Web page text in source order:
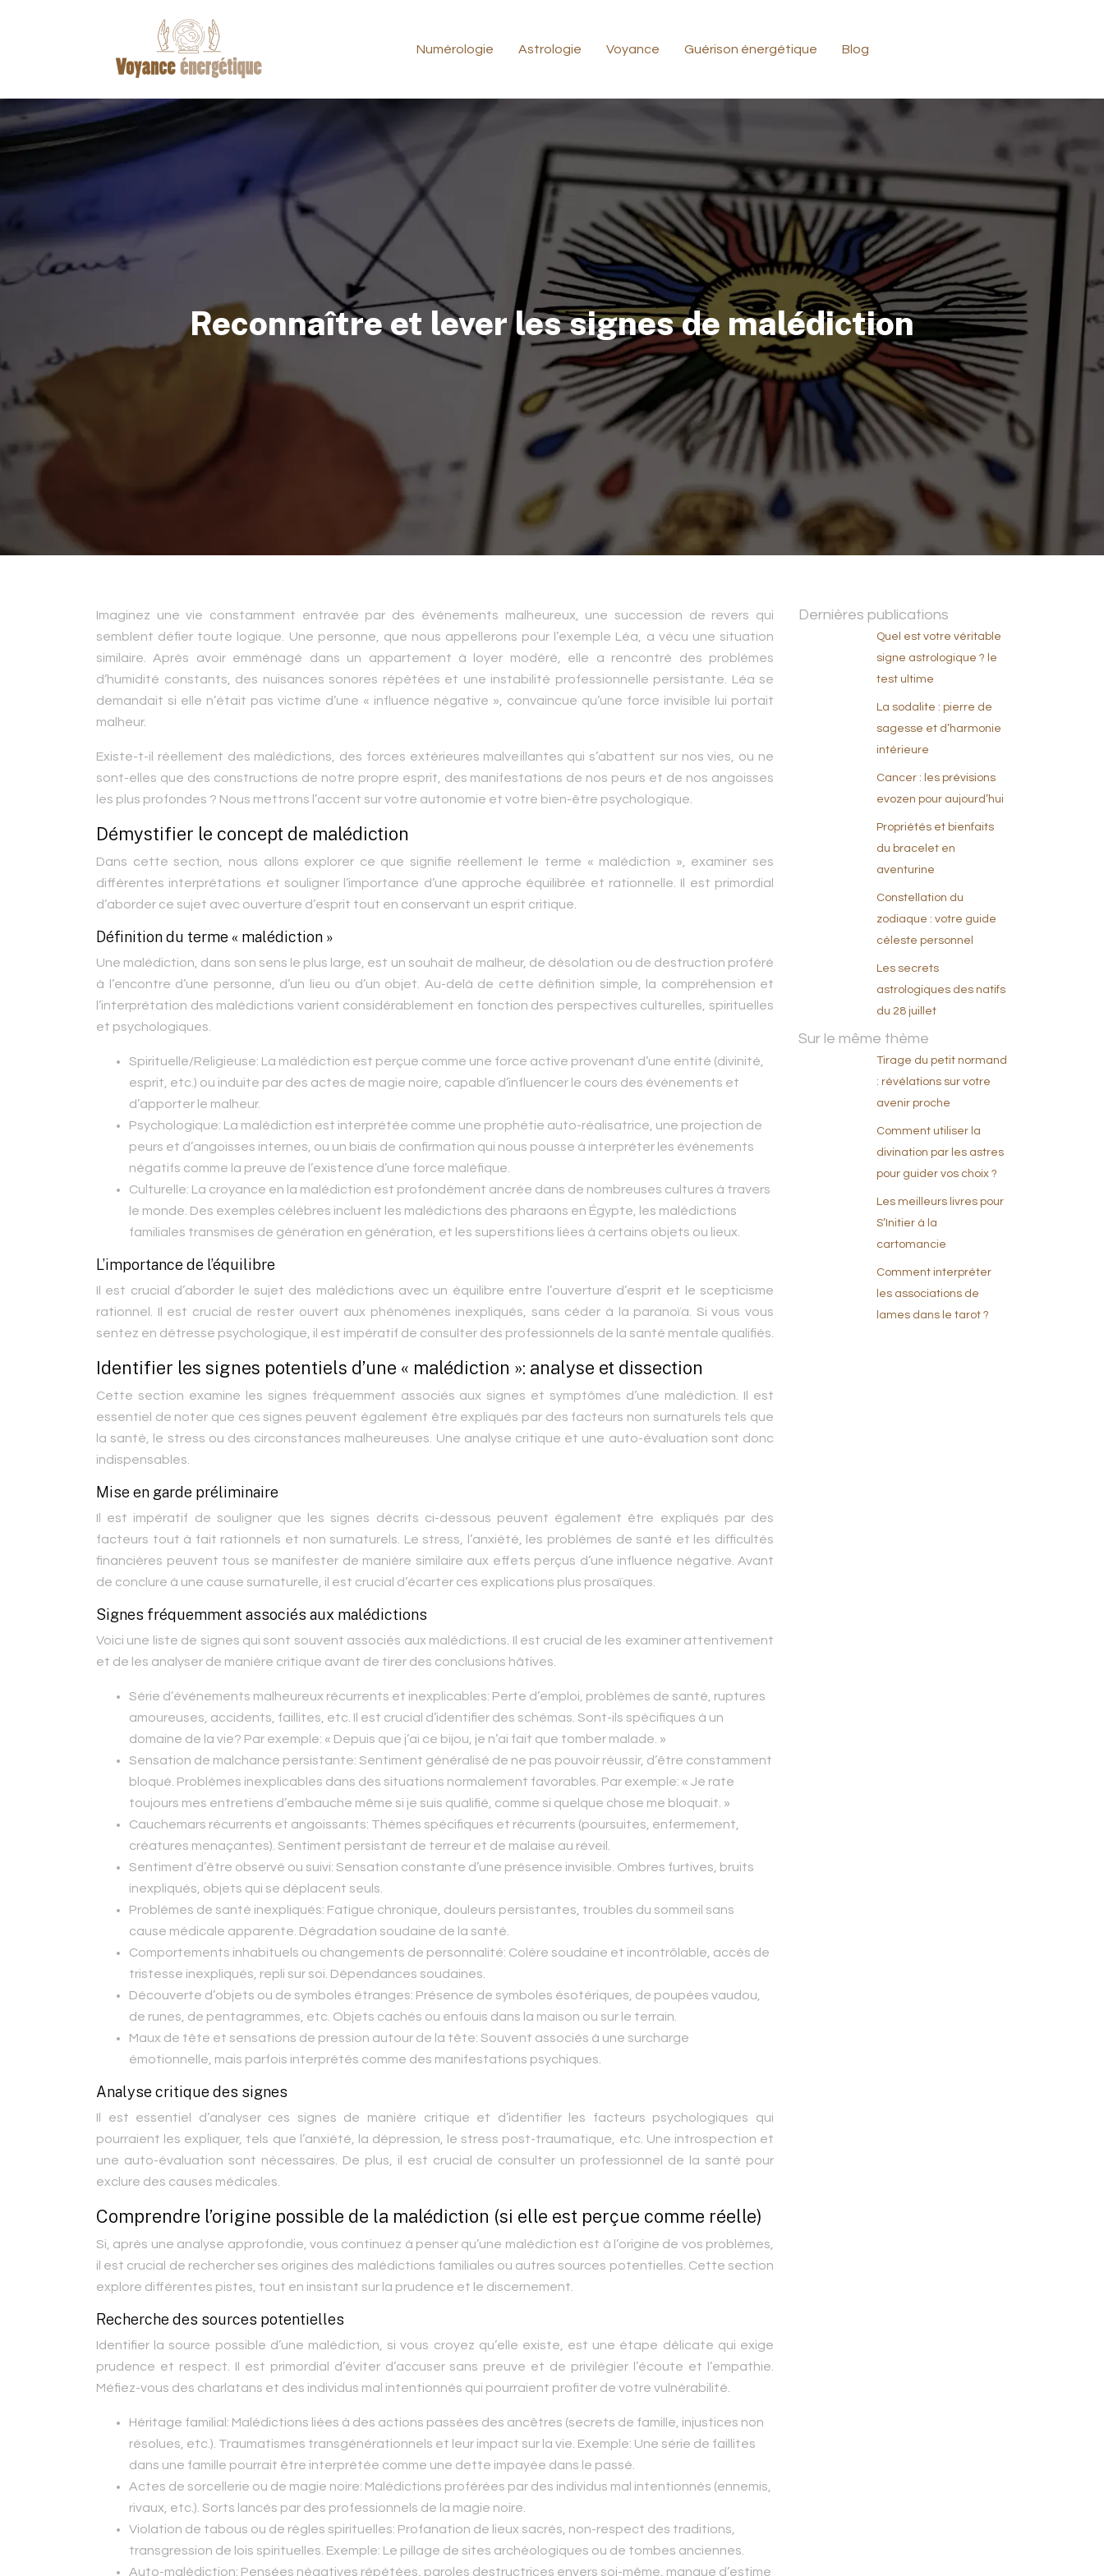
Numérologie Astrologie Voyance Guérison énergétique Blog
Reconnaître et lever les signes de malédiction
Imaginez une vie constamment entravée par des événements malheureux, une succession de revers qui
semblent défier toute logique. Une personne, que nous appellerons pour l’exemple Léa, a vécu une situation
similaire. Après avoir emménagé dans un appartement à loyer modéré, elle a rencontré des problèmes
d’humidité constants, des nuisances sonores répétées et une instabilité professionnelle persistante. Léa se
demandait si elle n’était pas victime d’une « influence négative », convaincue qu’une force invisible lui portait
malheur.
Existe-t-il réellement des malédictions, des forces extérieures malveillantes qui s’abattent sur nos vies, ou ne
sont-elles que des constructions de notre propre esprit, des manifestations de nos peurs et de nos angoisses
les plus profondes ? Nous mettrons l’accent sur votre autonomie et votre bien-être psychologique.
Démystifier le concept de malédiction
Dans cette section, nous allons explorer ce que signifie réellement le terme « malédiction », examiner ses
différentes interprétations et souligner l’importance d’une approche équilibrée et rationnelle. Il est primordial
d’aborder ce sujet avec ouverture d’esprit tout en conservant un esprit critique.
Définition du terme « malédiction »
Une malédiction, dans son sens le plus large, est un souhait de malheur, de désolation ou de destruction proféré
à l’encontre d’une personne, d’un lieu ou d’un objet. Au-delà de cette définition simple, la compréhension et
l’interprétation des malédictions varient considérablement en fonction des perspectives culturelles, spirituelles
et psychologiques.
Spirituelle/Religieuse: La malédiction est perçue comme une force active provenant d’une entité (divinité,
esprit, etc.) ou induite par des actes de magie noire, capable d’influencer le cours des événements et
d’apporter le malheur.
Psychologique: La malédiction est interprétée comme une prophétie auto-réalisatrice, une projection de
peurs et d’angoisses internes, ou un biais de confirmation qui nous pousse à interpréter les événements
négatifs comme la preuve de l’existence d’une force maléfique.
Culturelle: La croyance en la malédiction est profondément ancrée dans de nombreuses cultures à travers
le monde. Des exemples célèbres incluent les malédictions des pharaons en Égypte, les malédictions
familiales transmises de génération en génération, et les superstitions liées à certains objets ou lieux.
L’importance de l’équilibre
Il est crucial d’aborder le sujet des malédictions avec un équilibre entre l’ouverture d’esprit et le scepticisme
rationnel. Il est crucial de rester ouvert aux phénomènes inexpliqués, sans céder à la paranoïa. Si vous vous
sentez en détresse psychologique, il est impératif de consulter des professionnels de la santé mentale qualifiés.
Identifier les signes potentiels d’une « malédiction »: analyse et dissection
Cette section examine les signes fréquemment associés aux signes et symptômes d’une malédiction. Il est
essentiel de noter que ces signes peuvent également être expliqués par des facteurs non surnaturels tels que
la santé, le stress ou des circonstances malheureuses. Une analyse critique et une auto-évaluation sont donc
indispensables.
Mise en garde préliminaire
Il est impératif de souligner que les signes décrits ci-dessous peuvent également être expliqués par des
facteurs tout à fait rationnels et non surnaturels. Le stress, l’anxiété, les problèmes de santé et les difficultés
financières peuvent tous se manifester de manière similaire aux effets perçus d’une influence négative. Avant
de conclure à une cause surnaturelle, il est crucial d’écarter ces explications plus prosaïques.
Signes fréquemment associés aux malédictions
Voici une liste de signes qui sont souvent associés aux malédictions. Il est crucial de les examiner attentivement
et de les analyser de manière critique avant de tirer des conclusions hâtives.
Série d’événements malheureux récurrents et inexplicables: Perte d’emploi, problèmes de santé, ruptures
amoureuses, accidents, faillites, etc. Il est crucial d’identifier des schémas. Sont-ils spécifiques à un
domaine de la vie? Par exemple: « Depuis que j’ai ce bijou, je n’ai fait que tomber malade. »
Sensation de malchance persistante: Sentiment généralisé de ne pas pouvoir réussir, d’être constamment
bloqué. Problèmes inexplicables dans des situations normalement favorables. Par exemple: « Je rate
toujours mes entretiens d’embauche même si je suis qualifié, comme si quelque chose me bloquait. »
Cauchemars récurrents et angoissants: Thèmes spécifiques et récurrents (poursuites, enfermement,
créatures menaçantes). Sentiment persistant de terreur et de malaise au réveil.
Sentiment d’être observé ou suivi: Sensation constante d’une présence invisible. Ombres furtives, bruits
inexpliqués, objets qui se déplacent seuls.
Problèmes de santé inexpliqués: Fatigue chronique, douleurs persistantes, troubles du sommeil sans
cause médicale apparente. Dégradation soudaine de la santé.
Comportements inhabituels ou changements de personnalité: Colère soudaine et incontrôlable, accès de
tristesse inexpliqués, repli sur soi. Dépendances soudaines.
Découverte d’objets ou de symboles étranges: Présence de symboles ésotériques, de poupées vaudou,
de runes, de pentagrammes, etc. Objets cachés ou enfouis dans la maison ou sur le terrain.
Maux de tête et sensations de pression autour de la tête: Souvent associés à une surcharge
émotionnelle, mais parfois interprétés comme des manifestations psychiques.
Analyse critique des signes
Il est essentiel d’analyser ces signes de manière critique et d’identifier les facteurs psychologiques qui
pourraient les expliquer, tels que l’anxiété, la dépression, le stress post-traumatique, etc. Une introspection et
une auto-évaluation sont nécessaires. De plus, il est crucial de consulter un professionnel de la santé pour
exclure des causes médicales.
Comprendre l’origine possible de la malédiction (si elle est perçue comme réelle)
Si, après une analyse approfondie, vous continuez à penser qu’une malédiction est à l’origine de vos problèmes,
il est crucial de rechercher ses origines des malédictions familiales ou autres sources potentielles. Cette section
explore différentes pistes, tout en insistant sur la prudence et le discernement.
Recherche des sources potentielles
Identifier la source possible d’une malédiction, si vous croyez qu’elle existe, est une étape délicate qui exige
prudence et respect. Il est primordial d’éviter d’accuser sans preuve et de privilégier l’écoute et l’empathie.
Méfiez-vous des charlatans et des individus mal intentionnés qui pourraient profiter de votre vulnérabilité.
Héritage familial: Malédictions liées à des actions passées des ancêtres (secrets de famille, injustices non
résolues, etc.). Traumatismes transgénérationnels et leur impact sur la vie. Exemple: Une série de faillites
dans une famille pourrait être interprétée comme une dette impayée dans le passé.
Actes de sorcellerie ou de magie noire: Malédictions proférées par des individus mal intentionnés (ennemis,
rivaux, etc.). Sorts lancés par des professionnels de la magie noire.
Violation de tabous ou de règles spirituelles: Profanation de lieux sacrés, non-respect des traditions,
transgression de lois spirituelles. Exemple: Le pillage de sites archéologiques ou de tombes anciennes.
Auto-malédiction: Pensées négatives répétées, paroles destructrices envers soi-même, manque d’estime
Dernières publications
Quel est votre véritable
signe astrologique ? le
test ultime
La sodalite : pierre de
sagesse et d’harmonie
intérieure
Cancer : les prévisions
evozen pour aujourd’hui
Propriétés et bienfaits
du bracelet en
aventurine
Constellation du
zodiaque : votre guide
céleste personnel
Les secrets
astrologiques des natifs
du 28 juillet
Sur le même thème
Tirage du petit normand
: révélations sur votre
avenir proche
Comment utiliser la
divination par les astres
pour guider vos choix ?
Les meilleurs livres pour
S’Initier à la
cartomancie
Comment interpréter
les associations de
lames dans le tarot ?